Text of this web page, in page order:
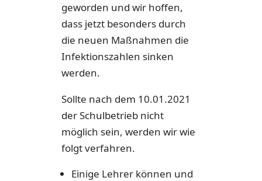
geworden und wir hoffen,
dass jetzt besonders durch
die neuen Maßnahmen die
Infektionszahlen sinken
werden.
Sollte nach dem 10.01.2021
der Schulbetrieb nicht
möglich sein, werden wir wie
folgt verfahren.
Einige Lehrer können und